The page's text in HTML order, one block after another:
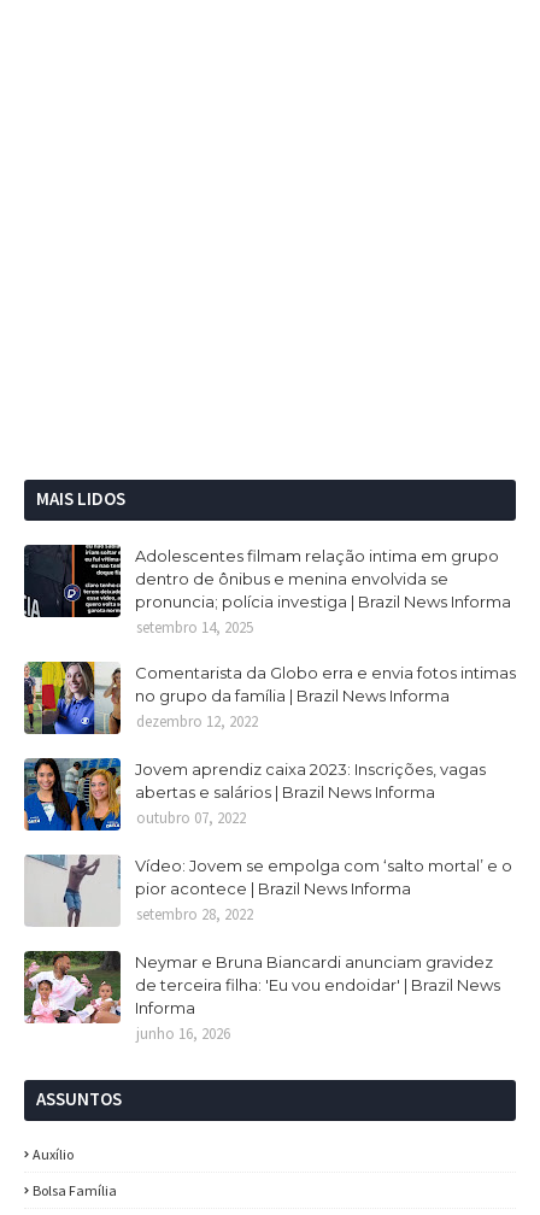
MAIS LIDOS
Adolescentes filmam relação intima em grupo
dentro de ônibus e menina envolvida se
pronuncia; polícia investiga | Brazil News Informa
setembro 14, 2025
Comentarista da Globo erra e envia fotos intimas
no grupo da família | Brazil News Informa
dezembro 12, 2022
Jovem aprendiz caixa 2023: Inscrições, vagas
abertas e salários | Brazil News Informa
outubro 07, 2022
Vídeo: Jovem se empolga com ‘salto mortal’ e o
pior acontece | Brazil News Informa
setembro 28, 2022
Neymar e Bruna Biancardi anunciam gravidez
de terceira filha: 'Eu vou endoidar' | Brazil News
Informa
junho 16, 2026
ASSUNTOS
Auxílio
Bolsa Família